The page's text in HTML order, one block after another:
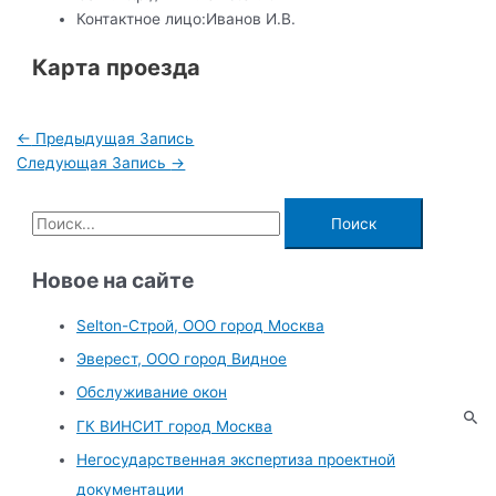
Контактное лицо:Иванов И.В.
Карта проезда
Навигация
по
← Предыдущая Запись
Следующая Запись →
П
о
иНовое на сайте
Selton-Строй, OOO город Москва
Эверест, ООО город Видное
Обслуживание окон
ГК ВИНСИТ город Москва
Негосударственная экспертиза проектной
документации